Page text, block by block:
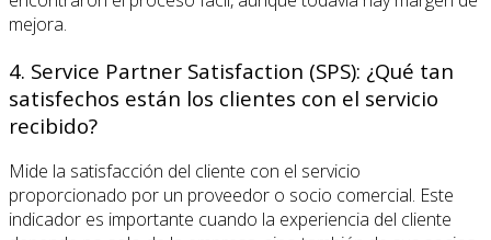
mejora.
4. Service Partner Satisfaction (SPS): ¿Qué tan
satisfechos están los clientes con el servicio
recibido?
Mide la satisfacción del cliente con el servicio
proporcionado por un proveedor o socio comercial. Este
indicador es importante cuando la experiencia del cliente